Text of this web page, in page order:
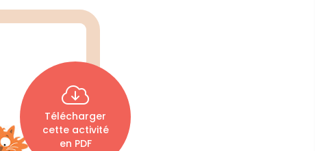
Télécharger
cette activité
en PDF